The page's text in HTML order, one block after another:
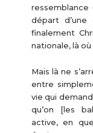
départ d’une
finalement
nationale, là
Mais là ne
entre
vie qui
qu’on [les
active, en